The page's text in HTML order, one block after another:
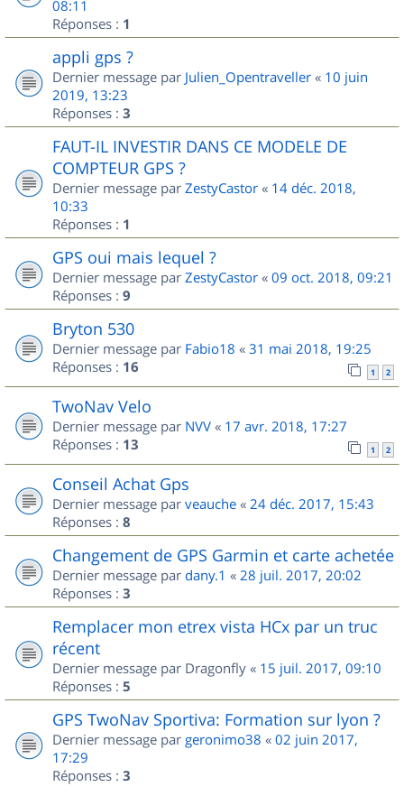
08:11
Réponses : 1
appli gps ?
Dernier message par Julien_Opentraveller « 10 juin
2019, 13:23
Réponses : 3
FAUT-IL INVESTIR DANS CE MODELE DE
COMPTEUR GPS ?
Dernier message par ZestyCastor « 14 déc. 2018,
10:33
Réponses : 1
GPS oui mais lequel ?
Dernier message par ZestyCastor « 09 oct. 2018, 09:21
Réponses : 9
Bryton 530
Dernier message par Fabio18 « 31 mai 2018, 19:25
Réponses : 16 1 2
TwoNav Velo
Dernier message par NVV « 17 avr. 2018, 17:27
Réponses : 13 1 2
Conseil Achat Gps
Dernier message par veauche « 24 déc. 2017, 15:43
Réponses : 8
Changement de GPS Garmin et carte achetée
Dernier message par dany.1 « 28 juil. 2017, 20:02
Réponses : 3
Remplacer mon etrex vista HCx par un truc
récent
Dernier message par Dragonfly « 15 juil. 2017, 09:10
Réponses : 5
GPS TwoNav Sportiva: Formation sur lyon ?
Dernier message par geronimo38 « 02 juin 2017,
17:29
Réponses : 3